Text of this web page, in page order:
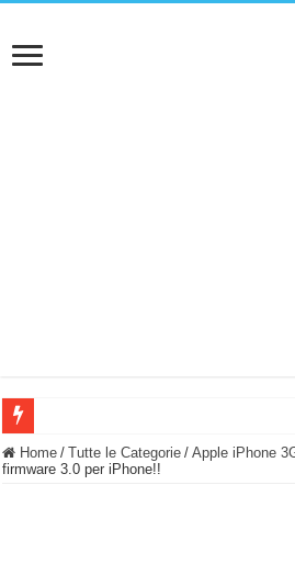
BASTA FATICARE! Questo robot tagliaerba lo
Home / Tutte le Categorie / Apple iPhone
firmware 3.0 per iPhone!!